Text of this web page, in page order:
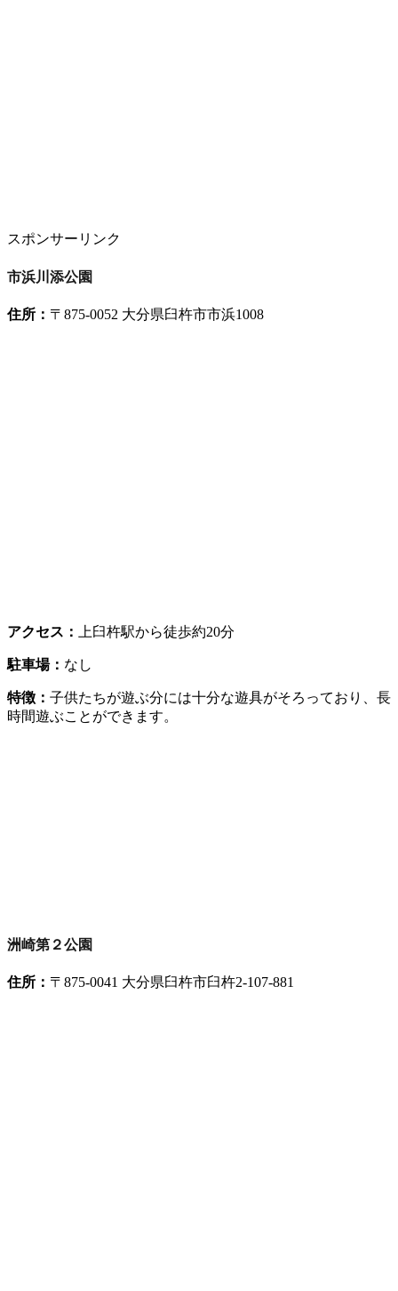
スポンサーリンク
市浜川添公園
住所： 〒875-0052 大分県臼杵市市浜1008
アクセス： 上臼杵駅から徒歩約20分
駐車場： なし
特徴： 子供たちが遊ぶ分には十分な遊具がそろっており、長
時間遊ぶことができます。
洲崎第２公園
住所： 〒875-0041 大分県臼杵市臼杵2-107-881